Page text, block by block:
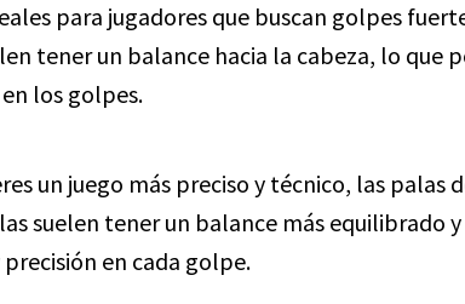
para jugadores que buscan golpes
tener un balance hacia la cabeza, lo que
los golpes.
un juego más preciso y técnico, las palas
suelen tener un balance más equilibrado
en cada golpe.